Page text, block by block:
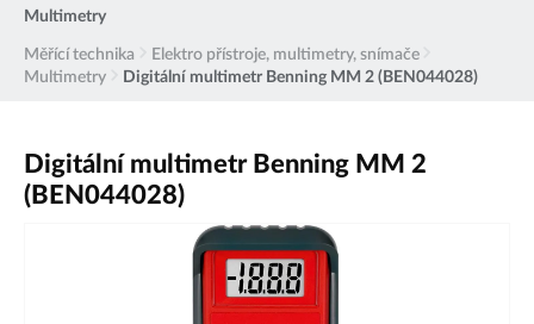
Multimetry
Měřící technika
Elektro přístroje, multimetry, snímače
Multimetry
Digitální multimetr Benning MM 2 (BEN044028)
Digitální multimetr Benning MM 2
(BEN044028)